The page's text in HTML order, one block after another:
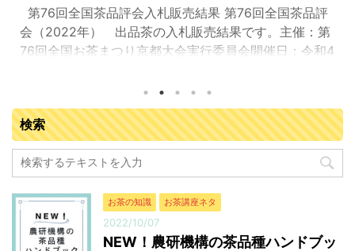
第76回全国茶品評会入札販売結果 第76回全国茶品評
会（2022年） 出品茶の入札販売結果です。主催：第
76回全国お茶まつり京都大会実行委員会開催日：令和4
通センター（京都府城陽市寺田塚本111-5）参加業者：
落札業者163業者 入札販売会結果総括 ※金額はすべて
税抜き 販売点数（点） 販売数量（kg） 落札金額
（円） 今回の平均落札単価（円/kg） 普通煎茶10kg 71
666.5 8,908,717 13,366 普通煎茶4kg ...
検索
お茶の知識 お茶講座ネタ
2022/10/07
NEW！農研機構の茶品種ハンドブッ